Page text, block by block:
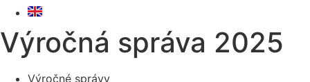
Výročná správa 2025
Výročné správy